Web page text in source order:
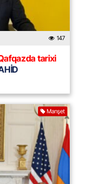
147
tarixi
Manşet